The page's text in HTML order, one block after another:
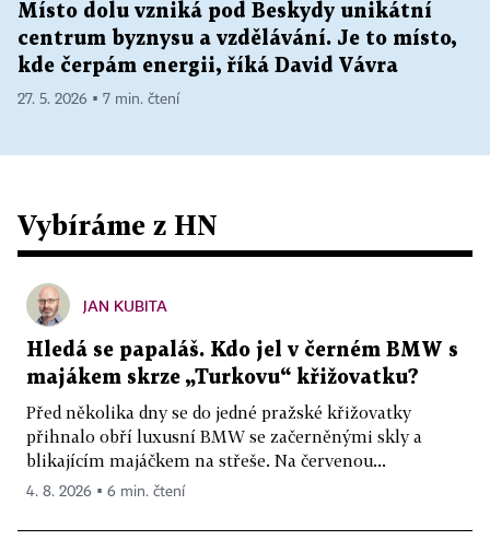
Místo dolu vzniká pod Beskydy unikátní
centrum byznysu a vzdělávání. Je to místo,
kde čerpám energii, říká David Vávra
27. 5. 2026 ▪ 7 min. čtení
Vybíráme z HN
JAN KUBITA
Hledá se papaláš. Kdo jel v černém BMW s
majákem skrze „Turkovu“ křižovatku?
Před několika dny se do jedné pražské křižovatky
přihnalo obří luxusní BMW se začerněnými skly a
blikajícím majáčkem na střeše. Na červenou...
4. 8. 2026 ▪ 6 min. čtení